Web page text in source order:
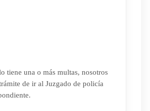
tiene una o más multas, nosotros
de ir al Juzgado de policía